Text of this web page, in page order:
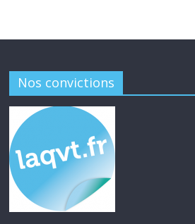
Nos convictions